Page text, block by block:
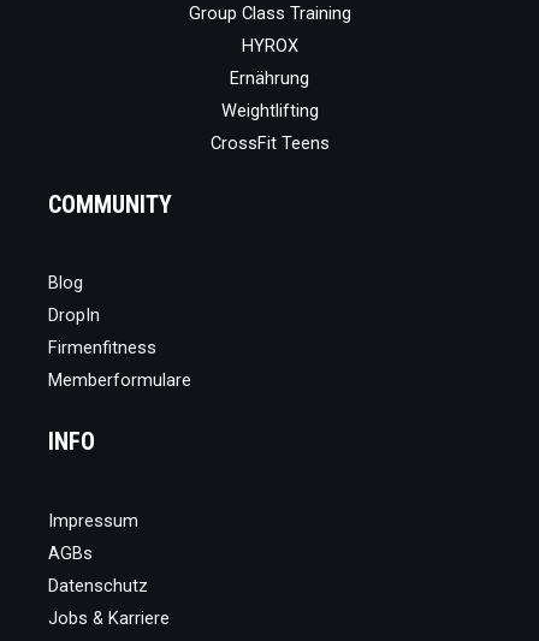
Group Class Training
HYROX
Ernährung
Weightlifting
CrossFit Teens
COMMUNITY
Blog
DropIn
Firmenfitness
Memberformulare
INFO
Impressum
AGBs
Datenschutz
Jobs & Karriere